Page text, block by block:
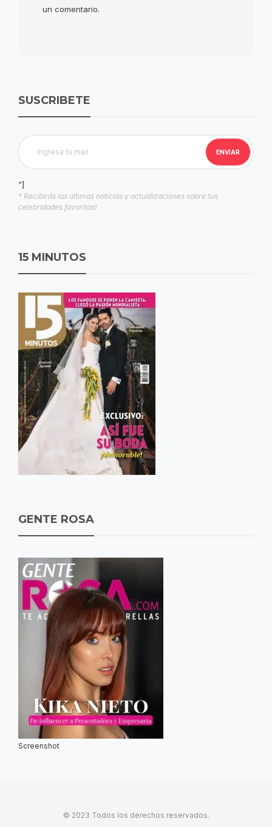
un comentario.
SUSCRIBETE
"]
* Recibirás las últimas noticias y actualizaciones sobre tus
celebridades favoritas!
15 MINUTOS
GENTE ROSA
Screenshot
© 2023 Todos los derechos reservados.